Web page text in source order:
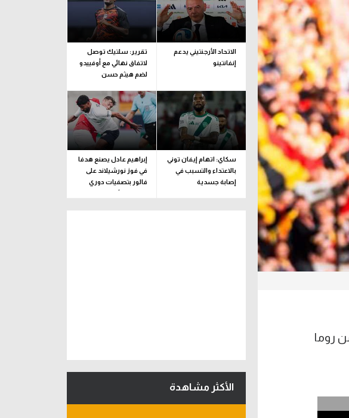
آسيا
أمريكا
ركن الألعاب
روما
الاتحاد الأرجنتيني يدعم
إنفانتينو
تقرير: سلتيك توصل
لاتفاق نهائي مع أوفييدو
لضم هيثم حسن
سكاي: اتهام إيفان توني
بالاعتداء والتسبب في
إصابة جسدية
إبراهيم عادل يصنع هدفا
في فوز نورشيلاند على
فالور بتصفيات دوري
المؤتمر الأوروبي
الأكثر مشاهدة